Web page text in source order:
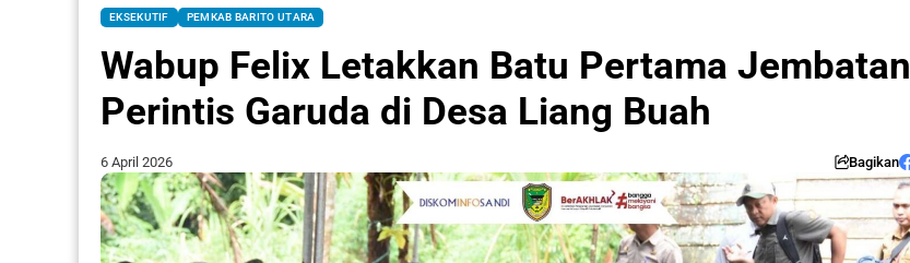
EKSEKUTIF PEMKAB BARITO UTARA
Wabup Felix Letakkan Batu Pertama Jembatan
Perintis Garuda di Desa Liang Buah
6 April 2026 Bagikan